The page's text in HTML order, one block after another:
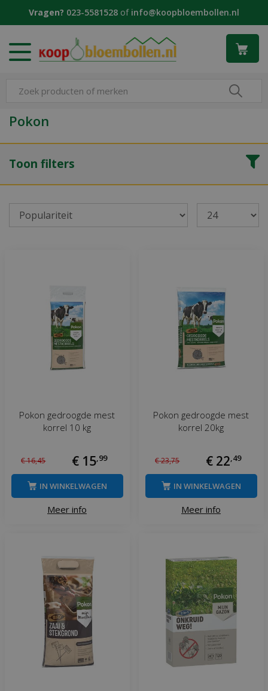
Vragen? 023-5581528 of info@koopbloembollen.nl
Pokon
Toon filters
Pokon gedroogde mest
korrel 10 kg
€16,45 € 15 99
Meer info
IN WINKELWAGEN
Pokon gedroogde mest
korrel 20kg
€23,75 € 22 49
Meer info
IN WINKELWAGEN